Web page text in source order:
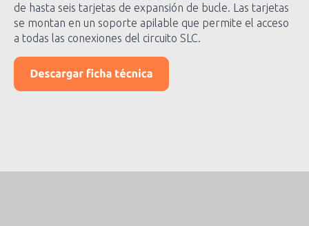
de hasta seis tarjetas de expansión de bucle. Las tarjetas
se montan en un soporte apilable que permite el acceso
a todas las conexiones del circuito SLC.